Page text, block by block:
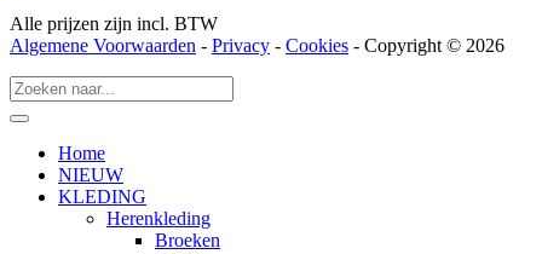
Alle prijzen zijn incl. BTW
Algemene Voorwaarden - Privacy - Cookies - Copyright © 2026
Home
NIEUW
KLEDING
Herenkleding
Broeken